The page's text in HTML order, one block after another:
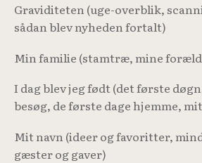
Graviditeten (uge-overblik,
sådan blev nyheden fortalt)
Min familie (stamtræ, mine
I dag blev jeg født (det første
besøg, de første dage hjemme,
Mit navn (ideer og favoritter,
gæster og gaver)